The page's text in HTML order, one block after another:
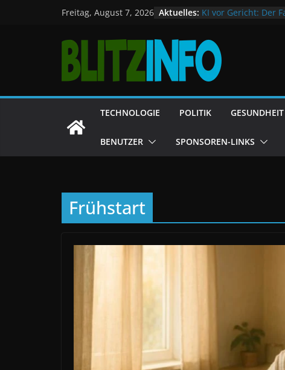
Freitag, August 7, 2026 Aktuelles: KI vor Gericht: Der
Trotz Trump:
Freibad, Keime und
Deutschlands
TECHNOLOGIE POLITIK GESUNDHEIT
BENUTZER SPONSOREN-LINKS
Frühstart